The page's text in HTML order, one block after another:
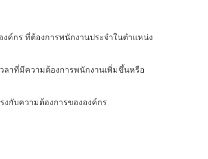
ค์กร ที่ต้องการพนักงานประจำในตำแหน่ง
ลาที่มีความต้องการพนักงานเพิ่มขึ้นหรือ
กับความต้องการขององค์กร